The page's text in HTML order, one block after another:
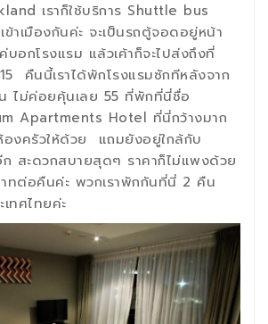
เราก็ใช้บริการ Shuttle bus
าเมืองกันค่ะ จะเป็นรถตู้จอดอยู่หน้า
อกโรงแรม แล้วเค้าก็จะไปส่งถึงที่
คืนนี้เราได้พักโรงแรมซักทีหลังจาก
ไม่ค่อยคุ้นเลย 55 ที่พักที่นี่ชื่อ
Apartments Hotel ที่นี่กว้างมาก
องครัวให้ด้วย แถมยังอยู่ใกล้กับ
สะดวกสบายสุดๆ ราคาก็ไม่แพงด้วย
ทต่อคืนค่ะ พวกเราพักกันที่นี่ 2 คืน
ทศไทยค่ะ